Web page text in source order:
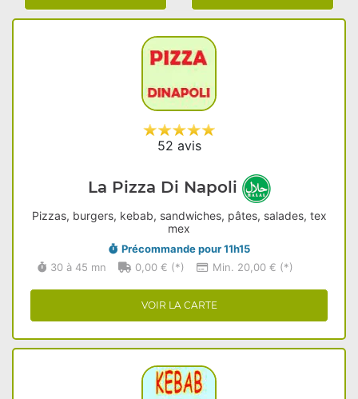
52 avis
La Pizza Di Napoli
Pizzas, burgers, kebab, sandwiches, pâtes, salades, tex
mex
Précommande pour 11h15
30 à 45 mn
0,00 € (*) Min. 20,00 € (*)
VOIR LA CARTE